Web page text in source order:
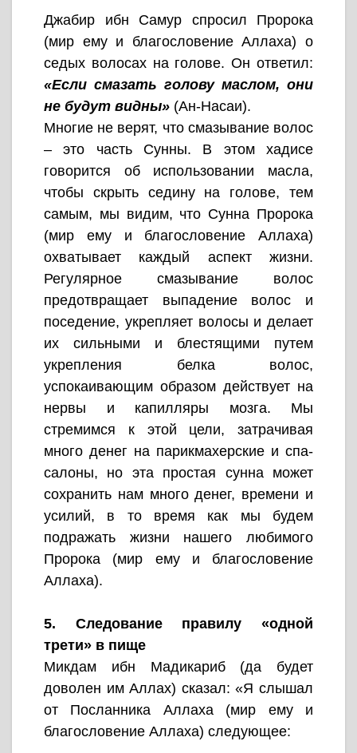
Джабир ибн Самур спросил Пророка
(мир ему и благословение Аллаха) о
седых волосах на голове. Он ответил:
«Если смазать голову маслом, они
не будут видны» (Ан-Насаи).
Многие не верят, что смазывание волос
– это часть Сунны. В этом хадисе
говорится об использовании масла,
чтобы скрыть седину на голове, тем
самым, мы видим, что Сунна Пророка
(мир ему и благословение Аллаха)
охватывает каждый аспект жизни.
Регулярное смазывание волос
предотвращает выпадение волос и
поседение, укрепляет волосы и делает
их сильными и блестящими путем
укрепления белка волос,
успокаивающим образом действует на
нервы и капилляры мозга. Мы
стремимся к этой цели, затрачивая
много денег на парикмахерские и спа-
салоны, но эта простая сунна может
сохранить нам много денег, времени и
усилий, в то время как мы будем
подражать жизни нашего любимого
Пророка (мир ему и благословение
Аллаха).
5. Следование правилу «одной
трети» в пище
Микдам ибн Мадикариб (да будет
доволен им Аллах) сказал: «Я слышал
от Посланника Аллаха (мир ему и
благословение Аллаха) следующее: